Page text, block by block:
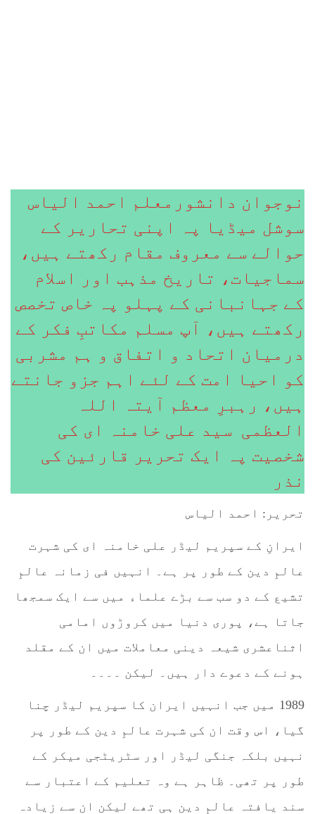
نوجوان دانشورمعلم احمد الیاس
سوشل میڈیا پہ اپنی تحاریر کے
حوالے سے معروف مقام رکھتے ہیں،
سماجیات، تاریخ مذہب اور اسلام
کے جہانبانی کے پہلو پہ خاص تخصص
رکھتے ہیں، آپ مسلم مکاتبِ فکر کے
درمیان اتحاد و اتفاق و ہم مشربی
کو احیا امت کے لئے اہم جزو جانتے
ہیں، رہبرِ معظم آیتہ اللہ
العظمی سید علی خامنہ ای کی
شخصیت پہ ایک تحریر قارئین کی
نذر
تحریر: احمد الیاس
ایرانِ کے سپریم لیڈر علی خامنہ ای کی شہرت
عالمِ دین کے طور پر ہے۔ انہیں فی زمانہ عالمِ
تشیع کے دو سب سے بڑے علماء میں سے ایک سمجھا
جاتا ہے، پوری دنیا میں کروڑوں امامی
اثناعشری شیعہ دینی معاملات میں ان کے مقلد
ہونے کے دعوے دار ہیں۔ لیکن ۔۔۔۔
1989 میں جب انہیں ایران کا سپریم لیڈر چنا
گیا، اس وقت ان کی شہرت عالمِ دین کے طور پر
نہیں بلکہ جنگی لیڈر اور سٹریٹجی میکر کے
طور پر تھی۔ ظاہر ہے وہ تعلیم کے اعتبار سے
سند یافتہ عالمِ دین ہی تھے لیکن ان سے زیادہ